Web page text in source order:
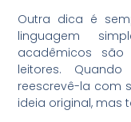
Outra dica é
linguagem
acadêmicos
leitores.
reescrevê-la com
ideia original, mas